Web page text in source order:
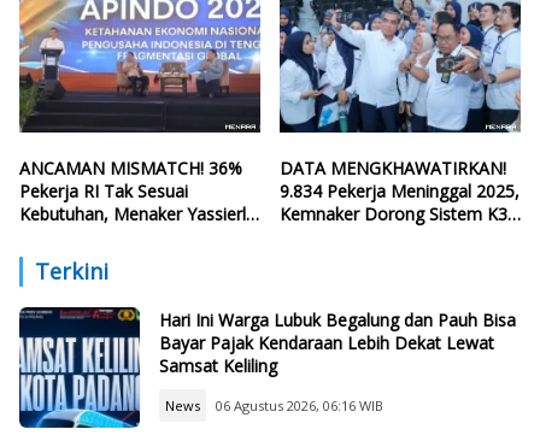
ANCAMAN MISMATCH! 36%
Pekerja RI Tak Sesuai
Kebutuhan, Menaker Yassierli
Makassar
DATA MENGKHAWATIRKAN!
9.834 Pekerja Meninggal 2025,
Kemnaker Dorong Sistem K3
Terkini
Hari Ini Warga Lubuk Begalung dan Pauh Bisa
Bayar Pajak Kendaraan Lebih Dekat Lewat
Samsat Keliling
News 06 Agustus 2026, 06:16 WIB